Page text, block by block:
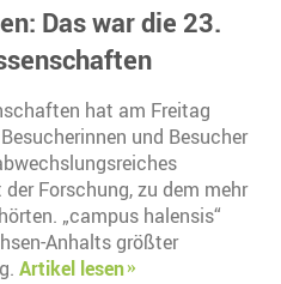
Das war die 23.
hat am Freitag
und Besucher
Forschung, zu dem mehr
„campus halensis“
Anhalts größter
Artikel lesen